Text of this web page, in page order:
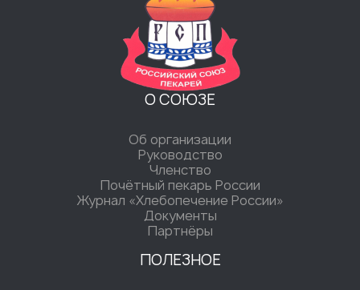
О СОЮЗЕ
Об организации
Руководство
Членство
Почётный пекарь России
Журнал «Хлебопечение России»
Документы
Партнёры
ПОЛЕЗНОЕ